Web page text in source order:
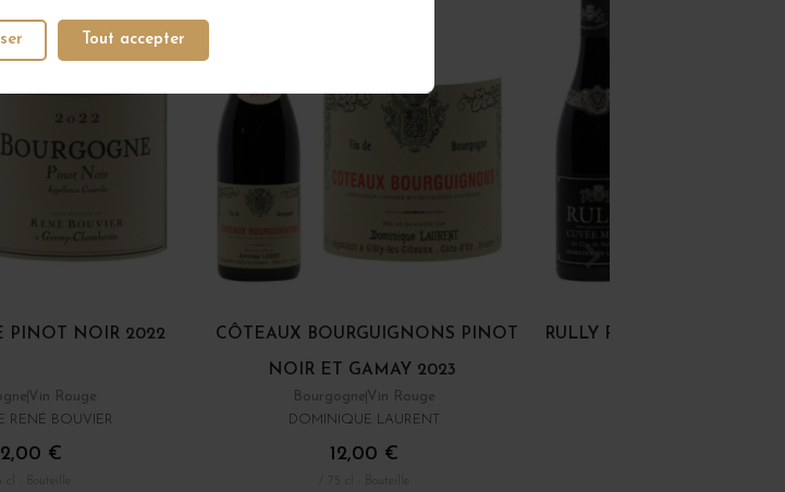
Tout accepter
PINOT NOIR 2022
Vin Rouge
RENÉ BOUVIER
€
CÔTEAUX BOURGUIGNONS PINOT
NOIR ET GAMAY 2023
Bourgogne Vin Rouge
DOMINIQUE LAURENT
12,00 €
RULLY ROUGE "CUVÉE